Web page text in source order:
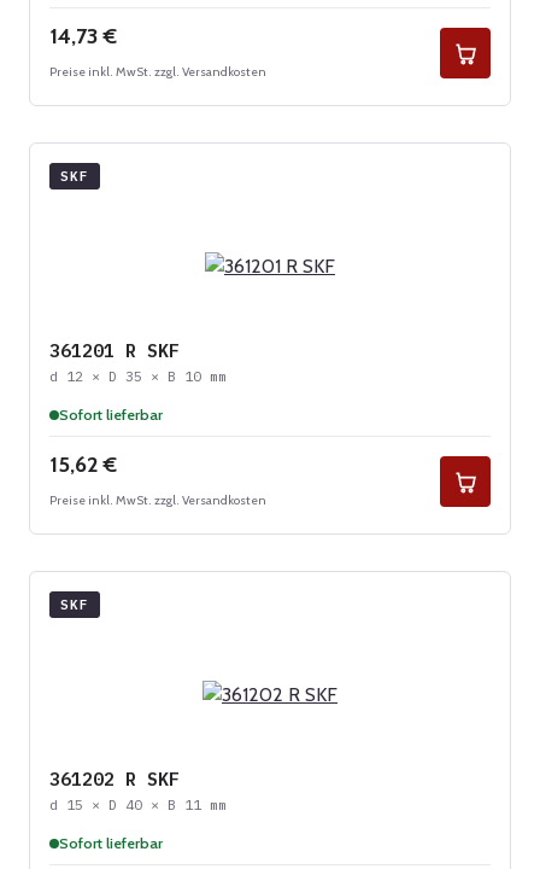
Regulärer Preis:
14,73 €
Preise inkl. MwSt. zzgl. Versandkosten
SKF
361201 R SKF
d 12 × D 35 × B 10 mm
Sofort lieferbar
Regulärer Preis:
15,62 €
Preise inkl. MwSt. zzgl. Versandkosten
SKF
361202 R SKF
d 15 × D 40 × B 11 mm
Sofort lieferbar